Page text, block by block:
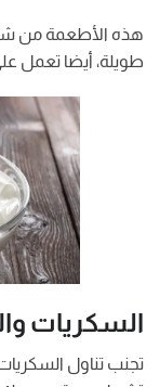
هذه الأطعمة من
طويلة، أيضا تعمل
السكريات
تجنب تناول